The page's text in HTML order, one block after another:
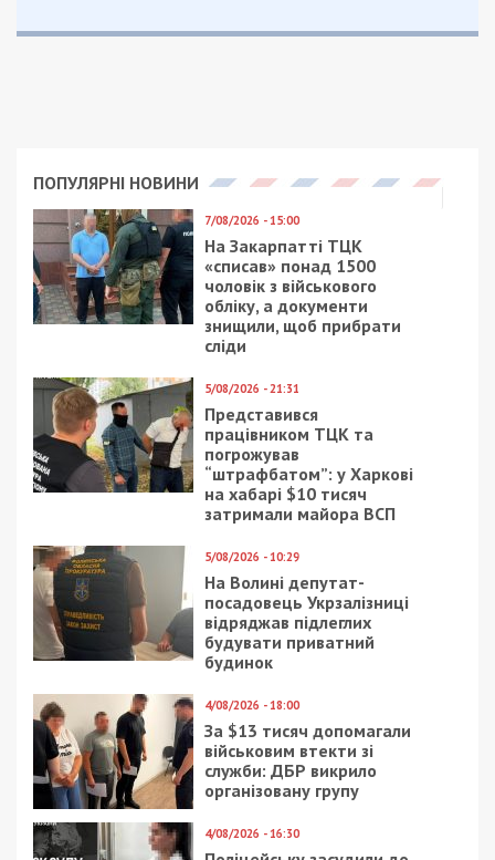
ПОПУЛЯРНІ НОВИНИ
7/08/2026 - 15:00
На Закарпатті ТЦК
«списав» понад 1500
чоловік з військового
обліку, а документи
знищили, щоб прибрати
сліди
5/08/2026 - 21:31
Представився
працівником ТЦК та
погрожував
“штрафбатом”: у Харкові
на хабарі $10 тисяч
затримали майора ВСП
5/08/2026 - 10:29
На Волині депутат-
посадовець Укрзалізниці
відряджав підлеглих
будувати приватний
будинок
4/08/2026 - 18:00
За $13 тисяч допомагали
військовим втекти зі
служби: ДБР викрило
організовану групу
4/08/2026 - 16:30